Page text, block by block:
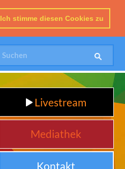
Ich stimme diesen Cookies zu
Livestream
Mediathek
Kontakt